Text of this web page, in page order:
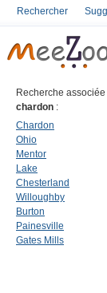
Rechercher
Recherche associée
chardon :
Chardon
Ohio
Mentor
Lake
Chesterland
Willoughby
Burton
Painesville
Gates Mills